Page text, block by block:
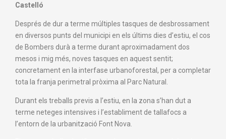
Castelló
Després de dur a terme múltiples tasques de desbrossament
en diversos punts del municipi en els últims dies d’estiu, el cos
de Bombers durà a terme durant aproximadament dos
mesos i mig més, noves tasques en aquest sentit;
concretament en la interfase urbanoforestal, per a completar
tota la franja perimetral pròxima al Parc Natural.
Durant els treballs previs a l’estiu, en la zona s’han dut a
terme neteges intensives i l’establiment de tallafocs a
l’entorn de la urbanització Font Nova.